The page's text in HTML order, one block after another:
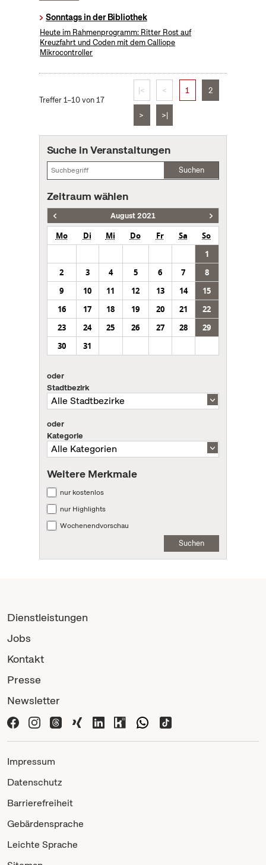
Sonntags in der Bibliothek
Heute im Rahmenprogramm: Ritter Rost auf
Kreuzfahrt und Coden mit dem Calliope
Mikrocontroller
Treffer 1–10 von 17
|< < 1 2
> >|
Suche in Veranstaltungen
Suchen
Zeitraum wählen
August 2021
Mo Di Mi Do Fr Sa
So
1
2
3 4 5 6 7
8
9
10 11 12 13 14
15
16
17 18 19 20 21
22
23
24 25 26 27 28
29
30
31
oder
Stadtbezirk
oder
Kategorie
Weitere Merkmale
nur kostenlos
nur Highlights
Wochenendvorschau
Suchen
Dienstleistungen
Jobs
Kontakt
Presse
Newsletter
Impressum
Datenschutz
Barrierefreiheit
Gebärdensprache
Leichte Sprache